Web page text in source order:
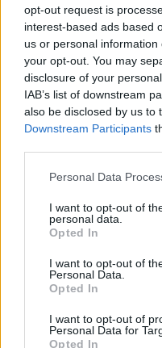
opt-out request is
interest-based ads based
us or personal
your opt-out. You may
disclosure of your
IAB’s list of downstream
also be disclosed by us to
Downstream Participants
Personal Data
I want to opt-out of
personal data.
Opted In
I want to opt-out of
Personal Data.
Opted In
I want to opt-out of
Personal Data for
Opted In
Añadir un comentario ...
en Streaming
El deporte no ocurre
streaming que te
pantalla. 💥 De
¡Guarda esta
Opina de Tele